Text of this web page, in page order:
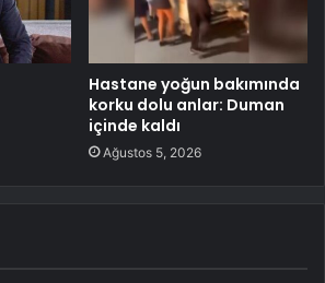
Hastane yoğun bakımında
korku dolu anlar: Duman
içinde kaldı
Ağustos 5, 2026